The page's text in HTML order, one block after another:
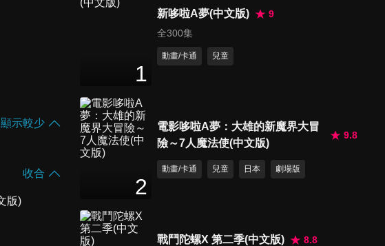
顯示較少
收合
第297集
25 分鐘
第299集
1
新哆啦A夢(中文版)
9
全300集
動畫/卡通 兒童
2
電影哆啦A夢：大雄的新魔界大冒
險～7人魔法使(中文版)
9.8
動畫/卡通 兒童 日本 劇場版
戰鬥陀螺X 第二季(中文版)
8.8